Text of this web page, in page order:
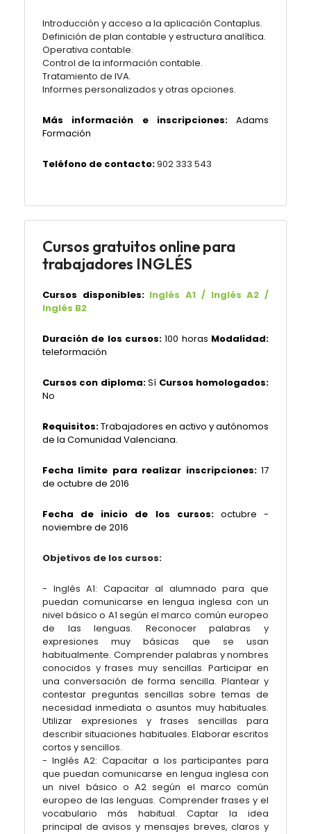
Introducción y acceso a la aplicación Contaplus.
Definición de plan contable y estructura analítica.
Operativa contable.
Control de la información contable.
Tratamiento de IVA.
Informes personalizados y otras opciones.
Más información e inscripciones:
Adams
Formación
Teléfono de contacto:902 333 543
Cursos gratuitos online para
trabajadores INGLÉS
Cursos disponibles: Inglés A1 / Inglés A2 /
Inglés B2
Duración de los cursos: 100 horas Modalidad:
teleformación
Cursos con diploma:Sí Cursos homologados:
No
Requisitos:Trabajadores en activo y autónomos
de la Comunidad Valenciana.
Fecha límite para realizar inscripciones:17
de octubre de 2016
Fecha de inicio de los cursos:octubre -
noviembre de 2016
Objetivos de los cursos:
- Inglés A1: Capacitar al alumnado para que
puedan comunicarse en lengua inglesa con un
nivel básico o A1 según el marco común europeo
de las lenguas. Reconocer palabras y
expresiones muy básicas que se usan
habitualmente. Comprender palabras y nombres
conocidos y frases muy sencillas. Participar en
una conversación de forma sencilla. Plantear y
contestar preguntas sencillas sobre temas de
necesidad inmediata o asuntos muy habituales.
Utilizar expresiones y frases sencillas para
describir situaciones habituales. Elaborar escritos
cortos y sencillos.
- Inglés A2: Capacitar a los participantes para
que puedan comunicarse en lengua inglesa con
un nivel básico o A2 según el marco común
europeo de las lenguas. Comprender frases y el
vocabulario más habitual. Captar la idea
principal de avisos y mensajes breves, claros y